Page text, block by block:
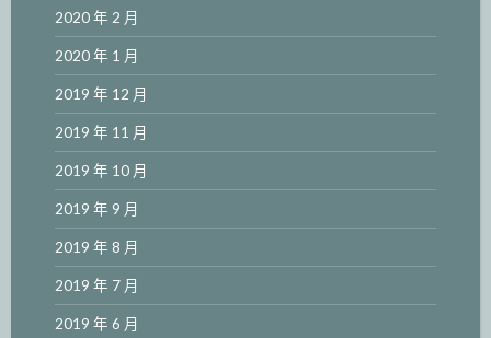
2020 年 2 月
2020 年 1 月
2019 年 12 月
2019 年 11 月
2019 年 10 月
2019 年 9 月
2019 年 8 月
2019 年 7 月
2019 年 6 月